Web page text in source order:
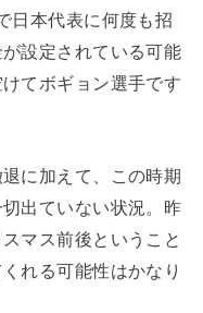
日本代表に何度も招
設定されている可能
てボギョン選手です
に加えて、この時期
出ていない状況。昨
マス前後ということ
れる可能性はかなり